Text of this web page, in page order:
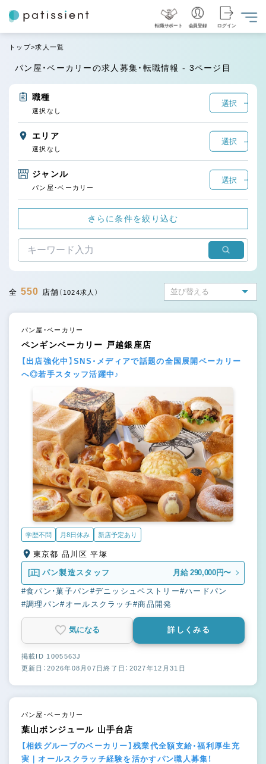
転職サポート 会員登録 ログイン
トップ 求人一覧
パン屋・ベーカリーの求人募集・転職情報 - 3ページ目
職種
選択
選択なし
エリア
選択
選択なし
ジャンル
選択
パン屋・ベーカリー
さらに条件を絞り込む
全 550 店舗 （1024求人）
パン屋・ベーカリー
ペンギンベーカリー 戸越銀座店
【出店強化中】SNS・メディアで話題の全国展開ベーカリー
へ◎若手スタッフ活躍中♪
学歴不問 月8日休み 新店予定あり
東京都 品川区 平塚
[正] パン製造スタッフ 月給 290,000円〜
#食パン・菓子パン #デニッシュペストリー#ハードパン
#調理パン#オールスクラッチ#商品開発
気になる 詳しくみる
掲載ID 1005563J
更新日：2026年08月07日終了日：2027年12月31日
パン屋・ベーカリー
葉山ボンジュール 山手台店
【相鉄グループのベーカリー】残業代全額支給・福利厚生充
実｜オールスクラッチ経験を活かすパン職人募集！